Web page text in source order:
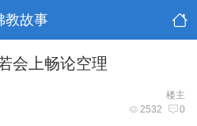
教故事
会上畅论空理
楼主
2532 0